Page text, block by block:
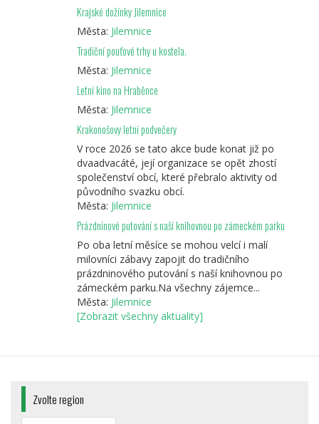
Krajské dožínky Jilemnice
Města: Jilemnice
Tradiční pouťové trhy u kostela.
Města: Jilemnice
Letní kino na Hraběnce
Města: Jilemnice
Krakonošovy letní podvečery
V roce 2026 se tato akce bude konat již po
dvaadvacáté, její organizace se opět zhostí
společenství obcí, které přebralo aktivity od
původního svazku obcí.
Města: Jilemnice
Prázdninové putování s naší knihovnou po zámeckém parku
Po oba letní měsíce se mohou velcí i malí
milovníci zábavy zapojit do tradičního
prázdninového putování s naší knihovnou po
zámeckém parku.Na všechny zájemce...
Města: Jilemnice
[Zobrazit všechny aktuality]
Zvolte region